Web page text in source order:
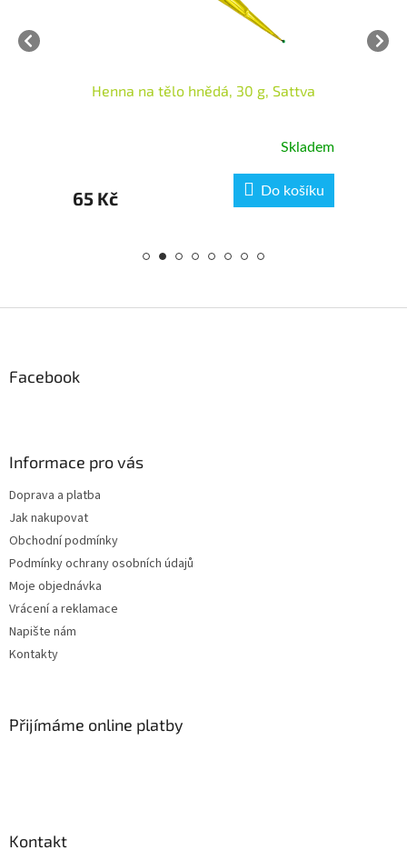
Henna na tělo hnědá, 30 g, Sattva
Skladem
65 Kč Do košíku
Facebook
Informace pro vás
Doprava a platba
Jak nakupovat
Obchodní podmínky
Podmínky ochrany osobních údajů
Moje objednávka
Vrácení a reklamace
Napište nám
Kontakty
Přijímáme online platby
Kontakt